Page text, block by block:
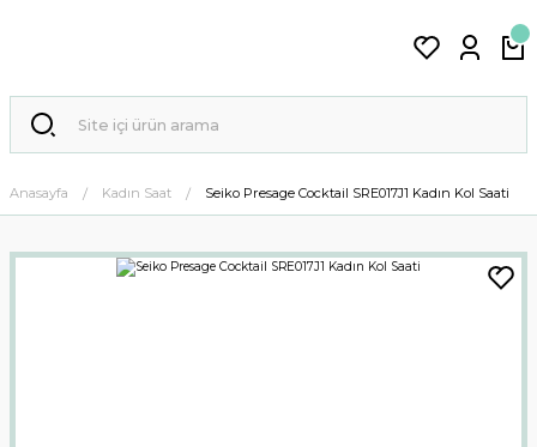
Anasayfa Kadın Saat Seiko Presage Cocktail SRE017J1 Kadın Kol Saati